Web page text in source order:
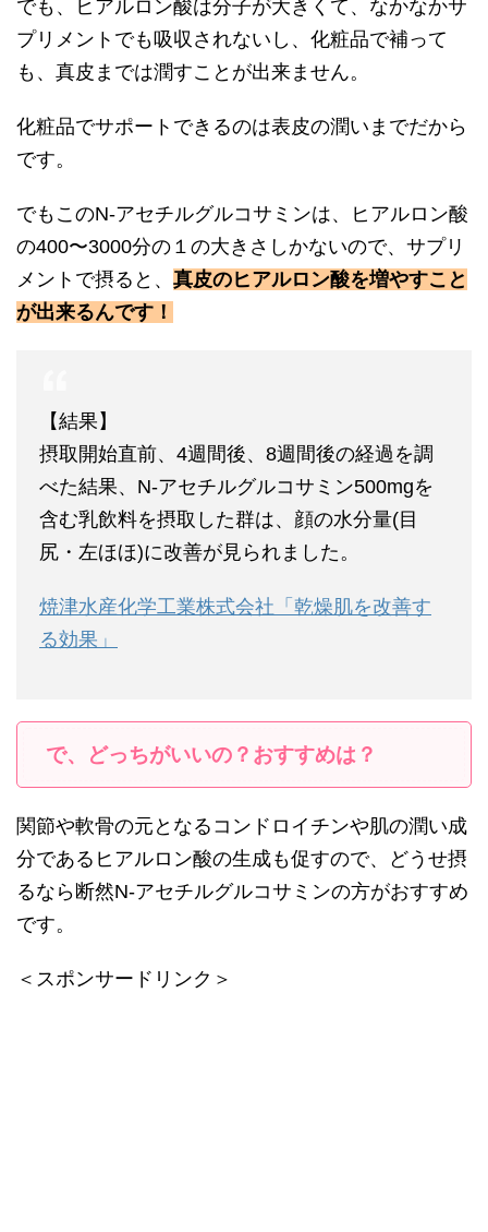
でも、ヒアルロン酸は分子が大きくて、なかなかサ
プリメントでも吸収されないし、化粧品で補って
も、真皮までは潤すことが出来ません。
化粧品でサポートできるのは表皮の潤いまでだから
です。
でもこのN-アセチルグルコサミンは、ヒアルロン酸
の400〜3000分の１の大きさしかないので、サプリ
メントで摂ると、 真皮のヒアルロン酸を増やすこと
が出来るんです！
【結果】
摂取開始直前、4週間後、8週間後の経過を調
べた結果、N-アセチルグルコサミン500mgを
含む乳飲料を摂取した群は、顔の水分量(目
尻・左ほほ)に改善が見られました。
焼津水産化学工業株式会社「乾燥肌を改善す
る効果」
で、どっちがいいの？おすすめは？
関節や軟骨の元となるコンドロイチンや肌の潤い成
分であるヒアルロン酸の生成も促すので、どうせ摂
るなら断然N-アセチルグルコサミンの方がおすすめ
です。
＜スポンサードリンク＞